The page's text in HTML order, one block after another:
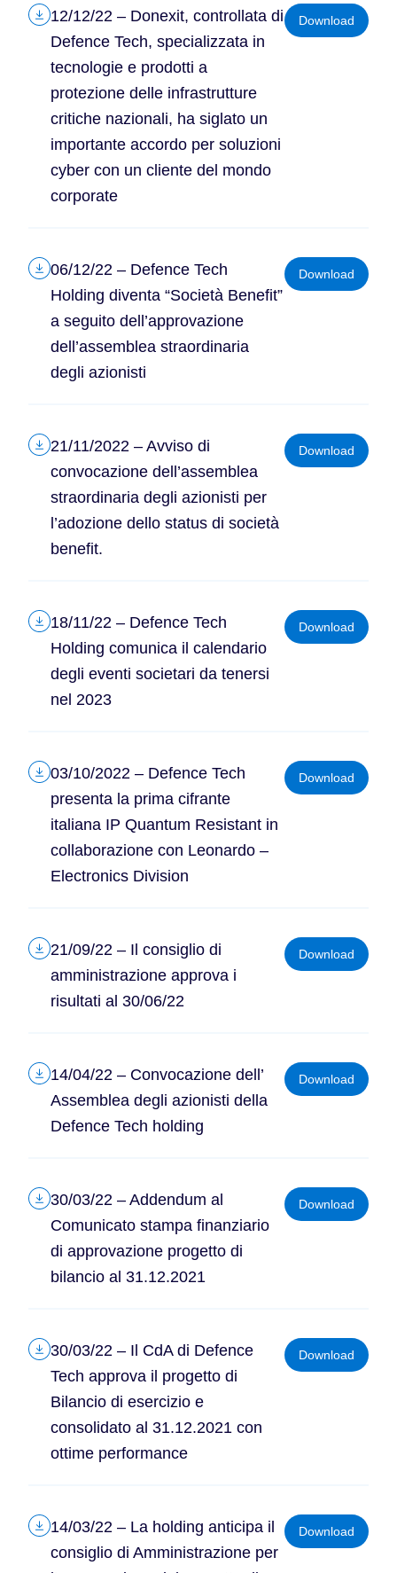
12/12/22 – Donexit, controllata di
Defence Tech, specializzata in
tecnologie e prodotti a
protezione delle infrastrutture
critiche nazionali, ha siglato un
importante accordo per soluzioni
cyber con un cliente del mondo
corporate
Download
06/12/22 – Defence Tech
Holding diventa “Società Benefit”
a seguito dell’approvazione
dell’assemblea straordinaria
degli azionisti
Download
21/11/2022 – Avviso di
convocazione dell’assemblea
straordinaria degli azionisti per
l’adozione dello status di società
benefit.
Download
18/11/22 – Defence Tech
Holding comunica il calendario
degli eventi societari da tenersi
nel 2023
Download
03/10/2022 – Defence Tech
presenta la prima cifrante
italiana IP Quantum Resistant in
collaborazione con Leonardo –
Electronics Division
Download
21/09/22 – Il consiglio di
amministrazione approva i
risultati al 30/06/22
Download
14/04/22 – Convocazione dell’
Assemblea degli azionisti della
Defence Tech holding
Download
30/03/22 – Addendum al
Comunicato stampa finanziario
di approvazione progetto di
bilancio al 31.12.2021
Download
30/03/22 – Il CdA di Defence
Tech approva il progetto di
Bilancio di esercizio e
consolidato al 31.12.2021 con
ottime performance
Download
14/03/22 – La holding anticipa il
consiglio di Amministrazione per
Download